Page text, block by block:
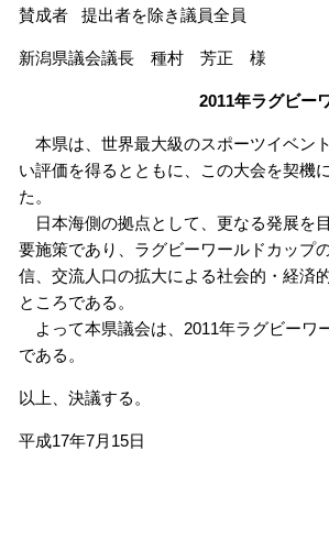
賛成者 提出者を除き議員全員
新潟県議会議長 種村 芳正 様
2011年ラグビー
本県は、世界最大級のスポーツイベン
い評価を得るとともに、この大会を契機
た。
日本海側の拠点として、更なる発展を
要施策であり、ラグビーワールドカップ
信、交流人口の拡大による社会的・経済
ところである。
よって本県議会は、2011年ラグビーワ
である。
以上、決議する。
平成17年7月15日